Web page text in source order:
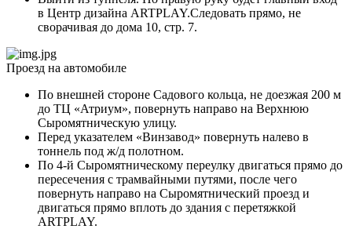
в Центр дизайна ARTPLAY.Следовать прямо, не
сворачивая до дома 10, стр. 7.
Проезд на автомобиле
По внешней стороне Садового кольца, не доезжая 200 м
до ТЦ «Атриум», повернуть направо на Верхнюю
Сыромятническую улицу.
Перед указателем «Винзавод» повернуть налево в
тоннель под ж/д полотном.
По 4-й Сыромятническому переулку двигаться прямо до
пересечения с трамвайными путями, после чего
повернуть направо на Сыромятнический проезд и
двигаться прямо вплоть до здания с перетяжкой
ARTPLAY.